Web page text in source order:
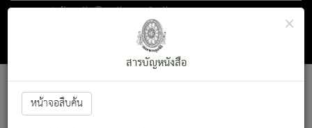
ตอน 1 ว่าด้วย สัตว์โลกกับจตุราริยสัจ
สารบัญ×
สารบัญหนังสือ
หน้าจอสืบค้น
Font :15 ]||